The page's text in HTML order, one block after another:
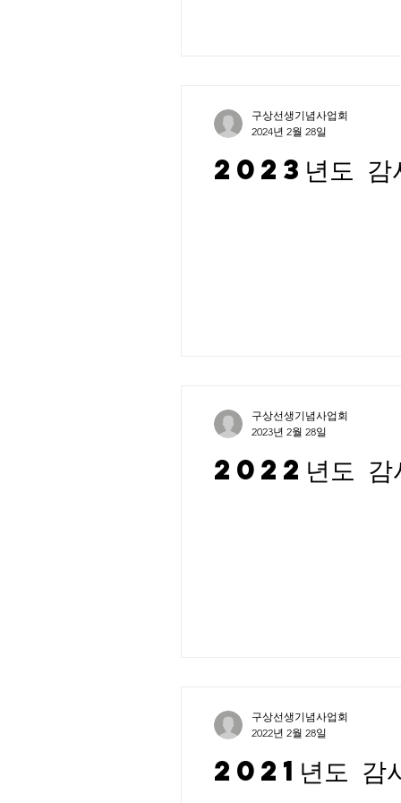
2023년도 감
구상선생기념사업회
2024년 2월 28일
2022년도 감
구상선생기념사업회
2023년 2월 28일
2021년도 감
구상선생기념사업회
2022년 2월 28일